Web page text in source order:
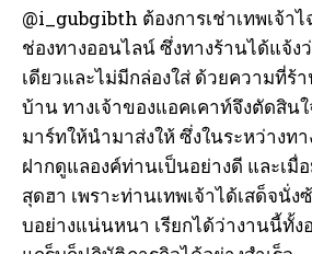
@i_gubgibth ต้องการเช่าเทพเจ้า
ช่องทางออนไลน์ ซึ่งทางร้านได้แจ้ง
เดียวและไม่มีกล่องใส่ ด้วยความที่ร้
บ้าน ทางเจ้าของแอคเคาท์จึงตัดสิน
มาร์ทให้นำมาส่งให้ ซึ่งในระหว่างท
ฝากดูแลองค์ท่านเป็นอย่างดี และเมื่
สุดฮา เพราะท่านเทพเจ้าได้เสด็จนั่
บอย่างแน่นหนา เรียกได้ว่างานนี้ทั้ง